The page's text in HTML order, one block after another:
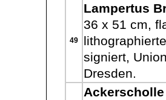
49
Lampertus
36 x 51 cm,
signiert,
Dresden.
Ackerscholle